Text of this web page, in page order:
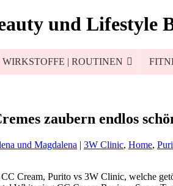
und Lifestyle
WIRKSTOFFE | ROUTINEN
zaubern endlos
und Magdalena | 3W Clinic, Home,